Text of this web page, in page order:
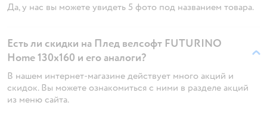
Да, у нас вы можете увидеть 5 фото под названием товара.
Есть ли скидки на Плед велсофт FUTURINO
Home 130х160 и его аналоги?
В нашем интернет-магазине действует много акций и
скидок. Вы можете ознакомиться с ними в разделе акций
из меню сайта.